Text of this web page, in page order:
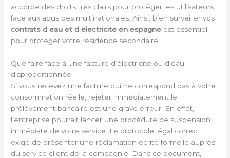
accorde des droits très clairs pour protéger les utilisateurs
face aux abus des multinationales. Ainsi, bien surveiller vos
contrats d eau et d electricite en espagne est essentiel
pour protéger votre résidence secondaire.
Que faire face à une facture d’électricité ou d’eau
disproportionnée
Si vous recevez une facture qui ne correspond pas à votre
consommation réelle, rejeter immédiatement le
prélèvement bancaire est une grave erreur. En effet,
l’entreprise pourrait lancer une procédure de suspension
immédiate de votre service. Le protocole légal correct
exige de présenter une réclamation écrite formelle auprès
du service client de la compagnie. Dans ce document,